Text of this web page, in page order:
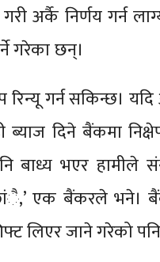
अर्कै निर्णय गर्न
गरेका छन्।
रिन्यू गर्न सकिन्छ।
ब्याज दिने बैंकमा
बाध्य भएर हामीले
एक बैंकरले
लिएर जाने गरेको